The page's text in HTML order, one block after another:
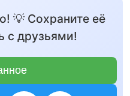
💡 Сохраните её
с друзьями!